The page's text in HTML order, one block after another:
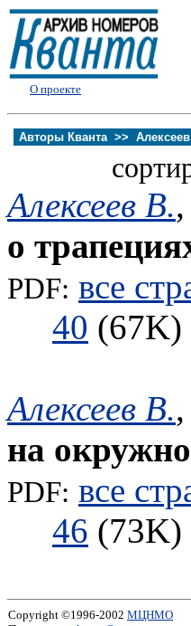
О проекте
Авторы Кванта >>
Алексеев В.,
о
PDF: все
40
Алексеев В.,
на
PDF: все
46
Copyright ©1996-2002 МЦНМО